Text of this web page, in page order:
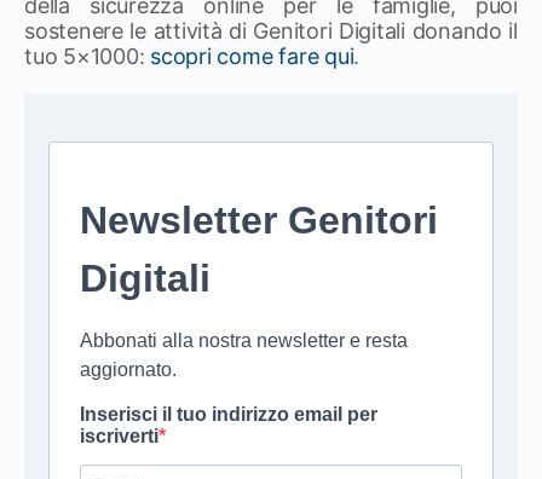
della sicurezza online per le famiglie, puoi
sostenere le attività di Genitori Digitali donando il
tuo 5×1000: scopri come fare qui.